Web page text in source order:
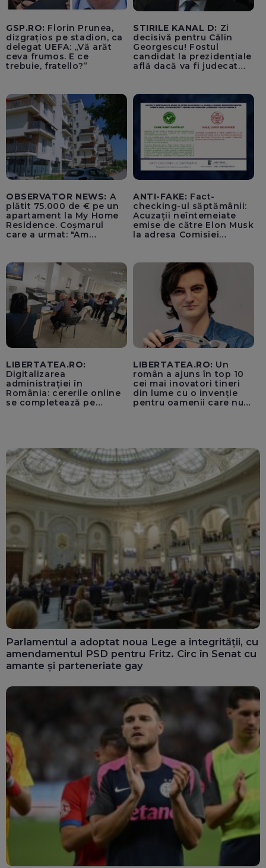
GSP.RO: Florin Prunea,
dizgrațios pe stadion, ca
delegat UEFA: „Vă arăt
ceva frumos. E ce
trebuie, fratello?”
STIRILE KANAL D: Zi
decisivă pentru Călin
Georgescu! Fostul
candidat la prezidențiale
află dacă va fi judecat
OBSERVATOR NEWS: A
plătit 75.000 de € pe un
apartament la My Home
Residence. Coșmarul
care a urmat: "Am
ANTI-FAKE: Fact-
checking-ul săptămânii:
Acuzații neîntemeiate
emise de către Elon Musk
la adresa Comisiei
pentru instaurarea
„cenzurii” pe platforma X
LIBERTATEA.RO:
Digitalizarea
administrației în
România: cererile online
se completează pe
LIBERTATEA.RO: Un
român a ajuns în top 10
cei mai inovatori tineri
din lume cu o invenție
pentru oamenii care nu
Parlamentul a adoptat noua Lege a integrității, cu
amendamentul PSD pentru Fritz. Circ în Senat cu
amante și parteneriate gay